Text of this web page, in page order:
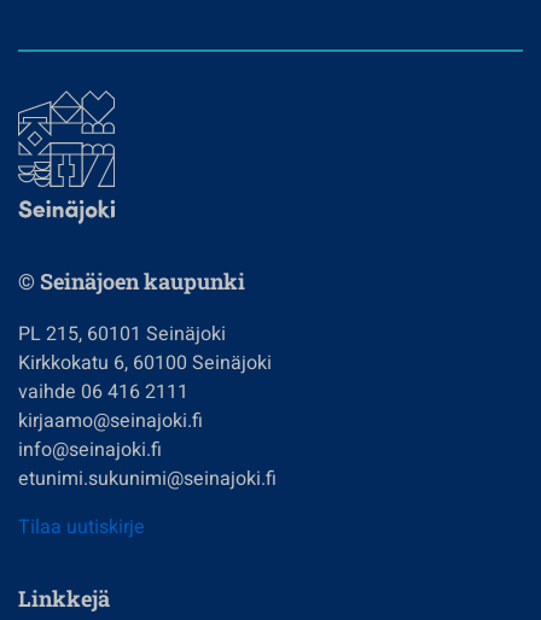
© Seinäjoen kaupunki
PL 215, 60101 Seinäjoki
Kirkkokatu 6, 60100 Seinäjoki
vaihde 06 416 2111
kirjaamo@seinajoki.fi
info@seinajoki.fi
etunimi.sukunimi@seinajoki.fi
Tilaa uutiskirje
Linkkejä